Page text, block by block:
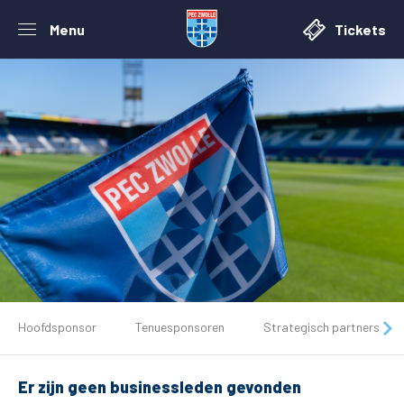
Menu Tickets
Tickets
Matchdays
Hoofdsponsor Tenuesponsoren Strategisch partners
Er zijn geen businessleden gevonden